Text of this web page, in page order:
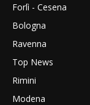
Forlì - Cesena
Bologna
Ravenna
Top News
Rimini
Modena